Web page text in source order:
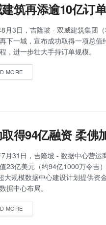
筑再添逾10亿订
月3日，吉隆坡 - 双威建筑集团
下一城，宣布成功取得一项总
，进一步壮大手持订单规模。
MORE
得94亿融资 柔佛
月31日，吉隆坡 - 数据中心营运
23亿美元（约94亿1000万令吉
大规模数据中心建设计划提供资
据中心布局。
MORE